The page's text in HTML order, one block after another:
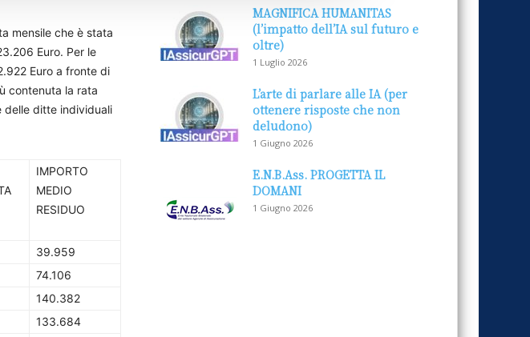
mensile che è stata
Euro. Per le
Euro a fronte di
contenuta la rata
delle ditte individuali
IMPORTO
MEDIO
RESIDUO
39.959
74.106
140.382
133.684
MAGNIFICA HUMANITAS
(l’impatto dell’IA sul futuro e
oltre)
1 Luglio 2026
L’arte di parlare alle IA (per
ottenere risposte che non
deludono)
1 Giugno 2026
E.N.B.Ass. PROGETTA IL
DOMANI
1 Giugno 2026